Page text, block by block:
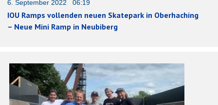
6. September 2022 06:19
IOU Ramps vollenden neuen Skatepark in Oberhaching
– Neue Mini Ramp in Neubiberg